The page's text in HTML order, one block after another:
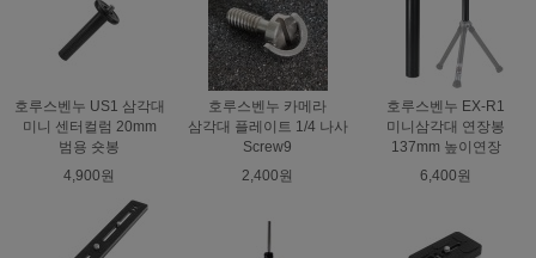
호루스벤누 US1 삼각대
미니 센터컬럼 20mm
범용 숏봉
4,900원
호루스벤누 카메라
삼각대 플레이트 1/4 나사
Screw9
2,400원
호루스벤누 EX-R1
미니삼각대 연장봉
137mm 높이연장
6,400원